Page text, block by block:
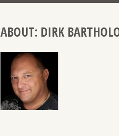
ABOUT: DIRK